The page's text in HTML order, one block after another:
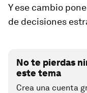
Y ese cambio
de decisiones
No te pierdas
este tema
Crea una cuenta